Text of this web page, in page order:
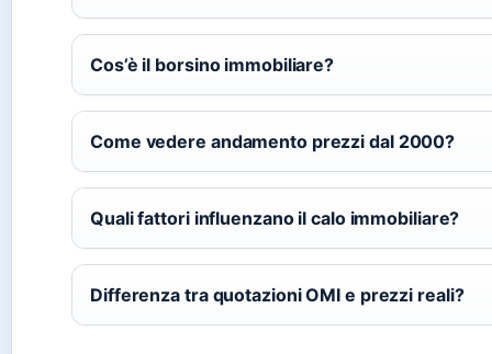
Cos’è il borsino immobiliare?
Come vedere andamento prezzi dal 2000?
Quali fattori influenzano il calo immobiliare?
Differenza tra quotazioni OMI e prezzi reali?